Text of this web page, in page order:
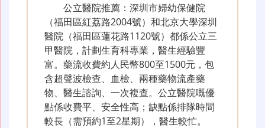
公立醫院推薦：深圳市婦幼保健院
（福田區紅荔路2004號）和北京大學深圳
醫院（福田區蓮花路1120號）都係公立三
甲醫院，計劃生育科專業，醫生經驗豐
富。藥流收費約人民幣800至1500元，包
含超聲波檢查、血檢、兩種藥物流產藥
物、醫生諮詢、一次複查。公立醫院嘅優
點係收費平、安全性高；缺點係排隊時間
較長（需預約1至2星期），醫生較忙。